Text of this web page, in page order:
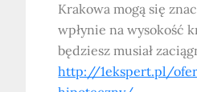
Krakowa mogą się
wpłynie na wysokość
będziesz musiał
http://1ekspert.pl/